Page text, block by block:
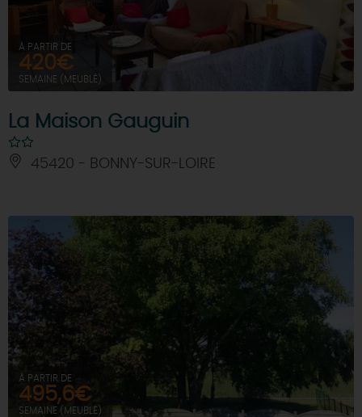
À PARTIR DE
420€
SEMAINE (MEUBLÉ)
La Maison Gauguin
45420 - BONNY-SUR-LOIRE
À PARTIR DE
495,6€
SEMAINE (MEUBLÉ)